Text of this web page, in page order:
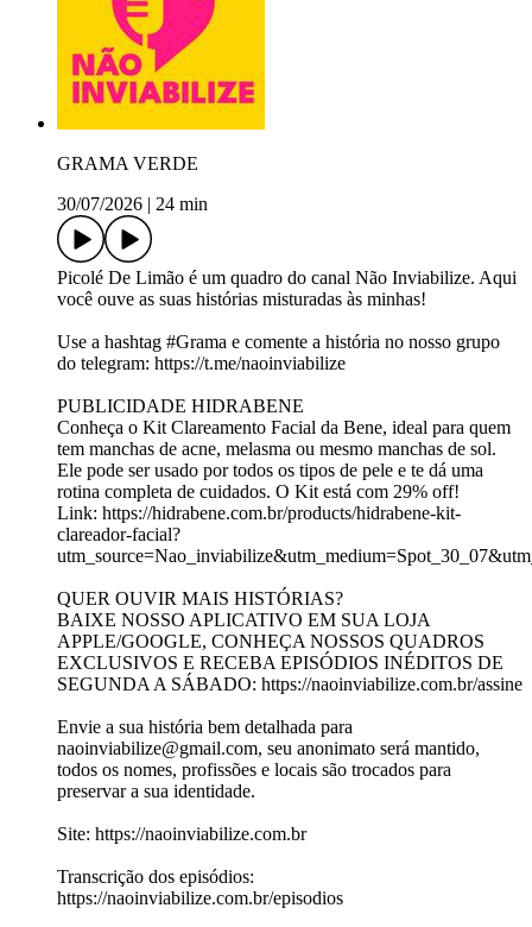
GRAMA VERDE
30/07/2026
24 min
Picolé De Limão é um quadro do canal Não Inviabilize. Aqui
você ouve as suas histórias misturadas às minhas!
Use a hashtag #Grama e comente a história no nosso grupo
do telegram: https://t.me/naoinviabilize
PUBLICIDADE HIDRABENE
Conheça o Kit Clareamento Facial da Bene, ideal para quem
tem manchas de acne, melasma ou mesmo manchas de sol.
Ele pode ser usado por todos os tipos de pele e te dá uma
rotina completa de cuidados. O Kit está com 29% off!
Link: https://hidrabene.com.br/products/hidrabene-kit-
clareador-facial?
QUER OUVIR MAIS HISTÓRIAS?
BAIXE NOSSO APLICATIVO EM SUA LOJA
APPLE/GOOGLE, CONHEÇA NOSSOS QUADROS
EXCLUSIVOS E RECEBA EPISÓDIOS INÉDITOS DE
SEGUNDA A SÁBADO: https://naoinviabilize.com.br/assine
Envie a sua história bem detalhada para
naoinviabilize@gmail.com, seu anonimato será mantido,
todos os nomes, profissões e locais são trocados para
preservar a sua identidade.
Site: https://naoinviabilize.com.br
Transcrição dos episódios:
https://naoinviabilize.com.br/episodios